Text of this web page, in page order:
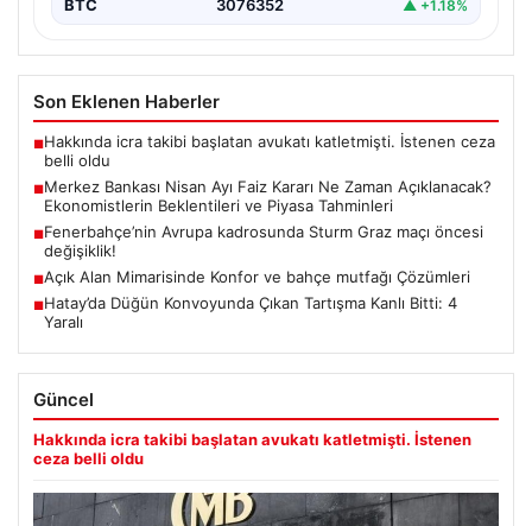
BTC 3076352 ▲ +1.18%
Son Eklenen Haberler
■Hakkında icra takibi başlatan avukatı katletmişti. İstenen ceza
belli oldu
■Merkez Bankası Nisan Ayı Faiz Kararı Ne Zaman Açıklanacak?
Ekonomistlerin Beklentileri ve Piyasa Tahminleri
■Fenerbahçe’nin Avrupa kadrosunda Sturm Graz maçı öncesi
değişiklik!
■Açık Alan Mimarisinde Konfor ve bahçe mutfağı Çözümleri
■Hatay’da Düğün Konvoyunda Çıkan Tartışma Kanlı Bitti: 4
Yaralı
Güncel
Hakkında icra takibi başlatan avukatı katletmişti. İstenen
ceza belli oldu